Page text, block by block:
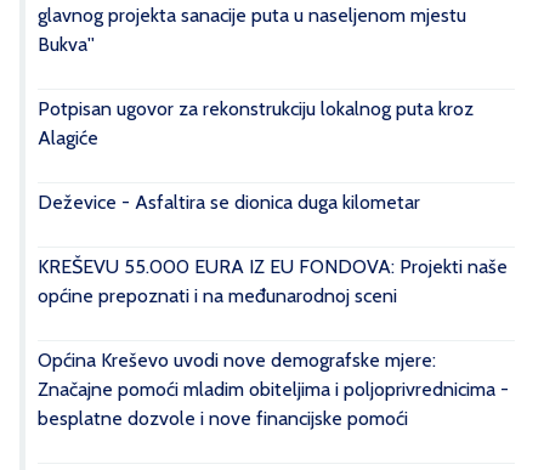
glavnog projekta sanacije puta u naseljenom mjestu
Bukva''
Potpisan ugovor za rekonstrukciju lokalnog puta kroz
Alagiće
Deževice - Asfaltira se dionica duga kilometar
KREŠEVU 55.000 EURA IZ EU FONDOVA: Projekti naše
općine prepoznati i na međunarodnoj sceni
Općina Kreševo uvodi nove demografske mjere:
Značajne pomoći mladim obiteljima i poljoprivrednicima -
besplatne dozvole i nove financijske pomoći